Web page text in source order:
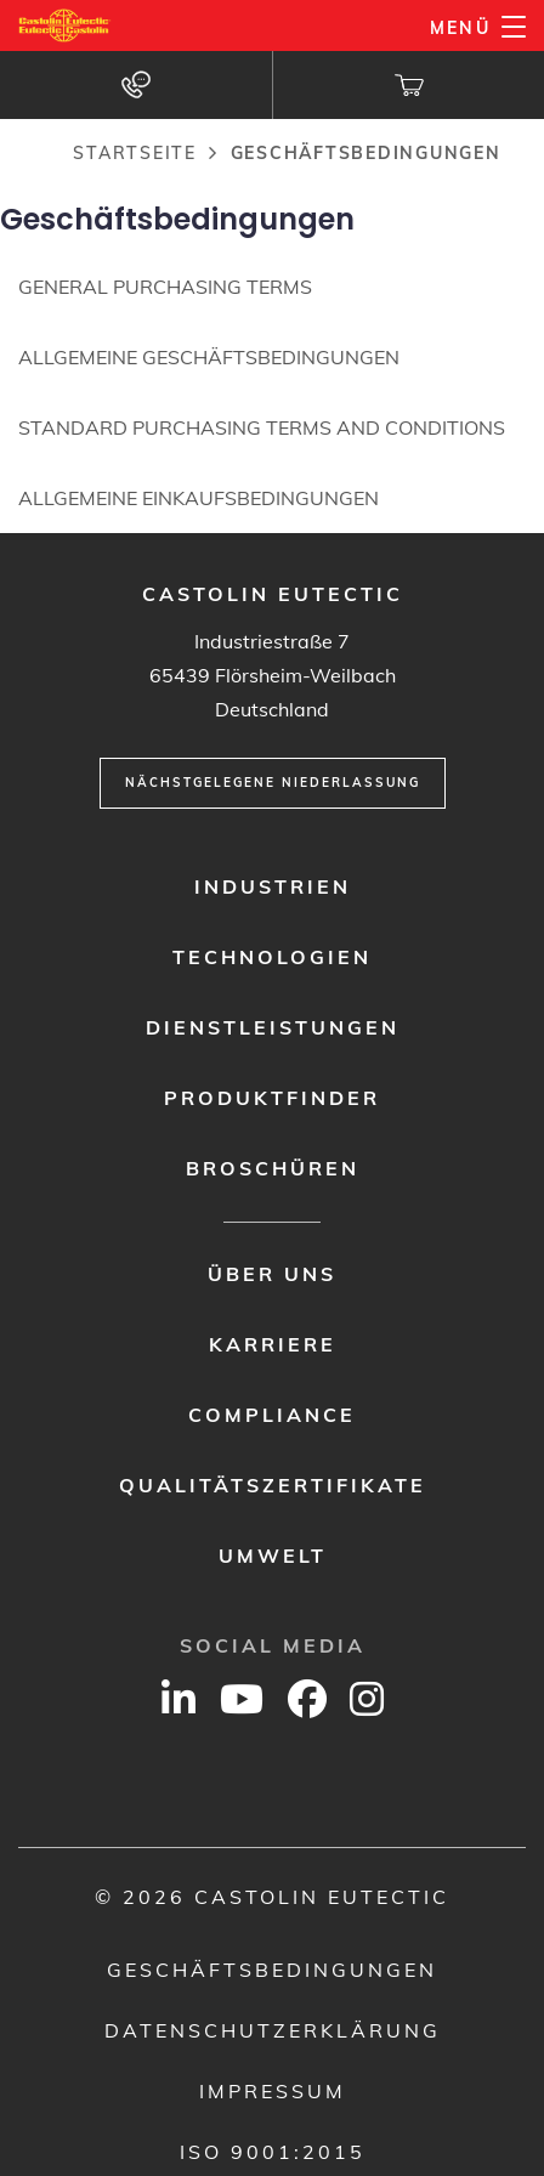
Direkt
zum
MENÜ
Geschäftsbedingungen
STARTSEITE GESCHÄFTSBEDINGUNGEN
Geschäftsbedingungen
GENERAL PURCHASING TERMS
ALLGEMEINE GESCHÄFTSBEDINGUNGEN
STANDARD PURCHASING TERMS AND CONDITIONS
ALLGEMEINE EINKAUFSBEDINGUNGEN
CASTOLIN EUTECTIC
Industriestraße 7
65439 Flörsheim-Weilbach
Deutschland
NÄCHSTGELEGENE NIEDERLASSUNG
INDUSTRIEN
TECHNOLOGIEN
DIENSTLEISTUNGEN
PRODUKTFINDER
BROSCHÜREN
ÜBER UNS
KARRIERE
COMPLIANCE
QUALITÄTSZERTIFIKATE
UMWELT
SOCIAL MEDIA
© 2026 CASTOLIN EUTECTIC
GESCHÄFTSBEDINGUNGEN
DATENSCHUTZERKLÄRUNG
IMPRESSUM
ISO 9001:2015